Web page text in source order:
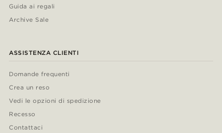
Guida ai regali
Archive Sale
ASSISTENZA CLIENTI
Domande frequenti
Crea un reso
Vedi le opzioni di spedizione
Recesso
Contattaci